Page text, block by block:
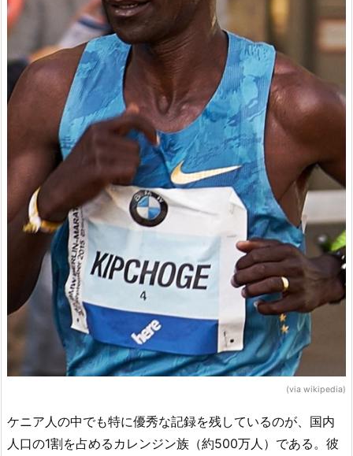
(via wikipedia)
ケニア人の中でも特に優秀な記録を残しているのが、国内
人口の1割を占めるカレンジン族（約500万人）である。彼